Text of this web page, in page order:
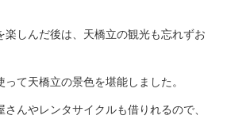
楽しんだ後は、天橋立の観光も忘れずお
て天橋立の景色を堪能しました。
んやレンタサイクルも借りれるので、